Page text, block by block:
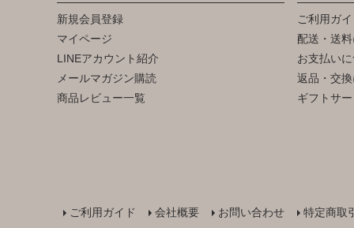
新規会員登録
マイページ
LINEアカウント紹介
メールマガジン購読
商品レビュー一覧
ご利用ガ
配送・送
お支払い
返品・交
ギフトサ
ご利用ガイド 会社概要 お問い合わせ 特定商取